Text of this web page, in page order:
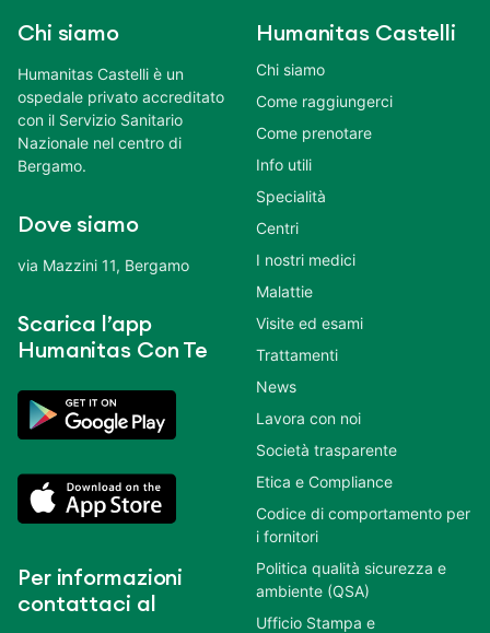
Chi siamo
Humanitas Castelli è un
ospedale privato accreditato
con il Servizio Sanitario
Nazionale nel centro di
Bergamo.
Dove siamo
via Mazzini 11, Bergamo
Scarica l’app
Humanitas Con Te
Per informazioni
contattaci al
Humanitas Castelli
Chi siamo
Come raggiungerci
Come prenotare
Info utili
Specialità
Centri
I nostri medici
Malattie
Visite ed esami
Trattamenti
News
Lavora con noi
Società trasparente
Etica e Compliance
Codice di comportamento per
i fornitori
Politica qualità sicurezza e
ambiente (QSA)
Ufficio Stampa e